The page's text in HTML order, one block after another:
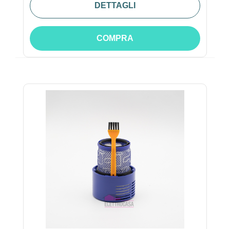
DETTAGLI
COMPRA